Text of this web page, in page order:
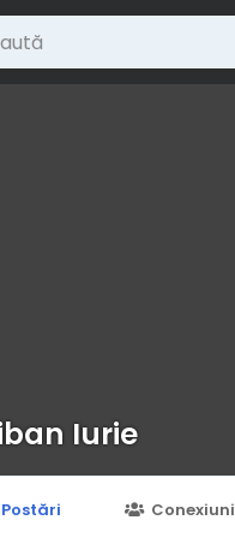
Iurie
Postări Conexiuni